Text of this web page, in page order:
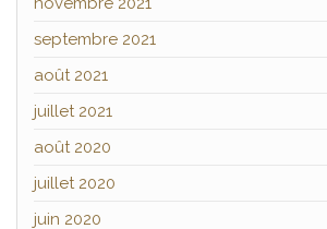
septembre 2021
août 2021
juillet 2021
août 2020
juillet 2020
juin 2020